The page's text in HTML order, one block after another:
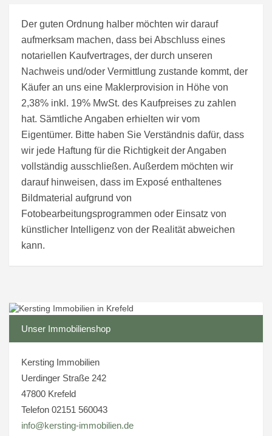
Der guten Ordnung halber möchten wir darauf
aufmerksam machen, dass bei Abschluss eines
notariellen Kaufvertrages, der durch unseren
Nachweis und/oder Vermittlung zustande kommt, der
Käufer an uns eine Maklerprovision in Höhe von
2,38% inkl. 19% MwSt. des Kaufpreises zu zahlen
hat. Sämtliche Angaben erhielten wir vom
Eigentümer. Bitte haben Sie Verständnis dafür, dass
wir jede Haftung für die Richtigkeit der Angaben
vollständig ausschließen. Außerdem möchten wir
darauf hinweisen, dass im Exposé enthaltenes
Bildmaterial aufgrund von
Fotobearbeitungsprogrammen oder Einsatz von
künstlicher Intelligenz von der Realität abweichen
kann.
Unser Immobilienshop
Kersting Immobilien
Uerdinger Straße 242
47800 Krefeld
Telefon 02151 560043
info@kersting-immobilien.de